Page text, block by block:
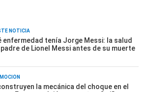
NOTICIA
enfermedad tenía Jorge Messi: la salud
de Lionel Messi antes de su muerte
la mecánica del choque en el